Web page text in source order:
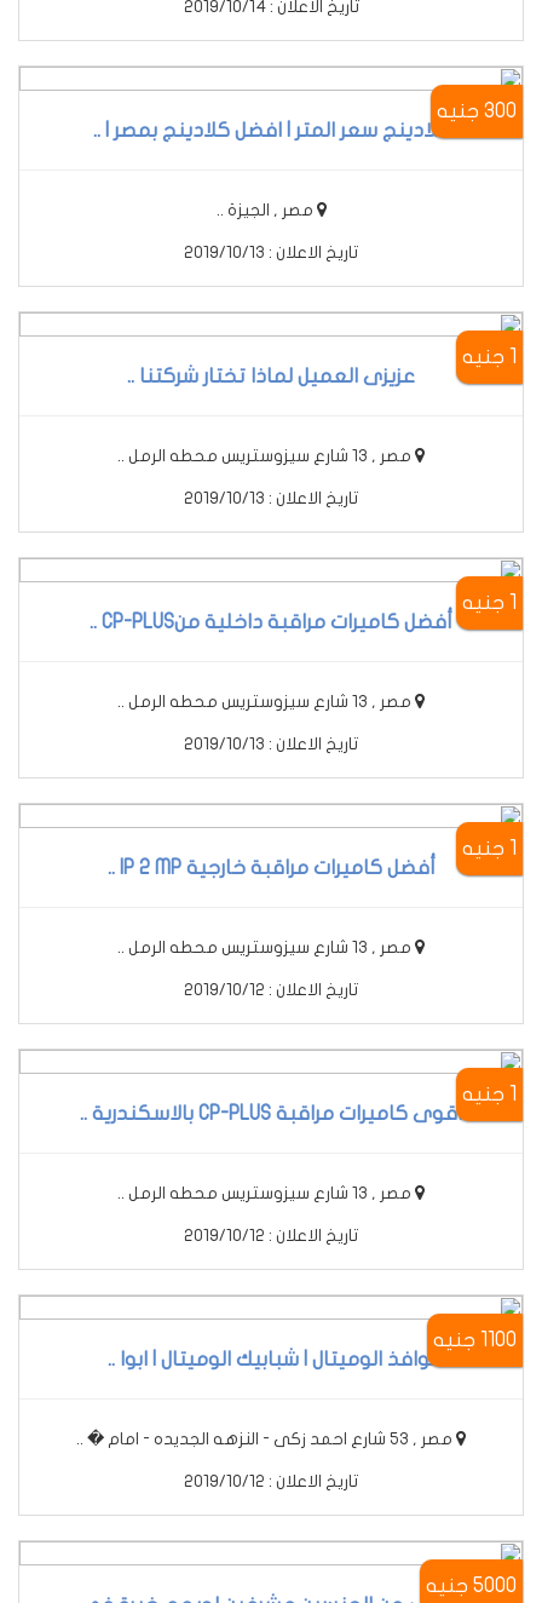
تاريخ الاعلان : 2019/10/14
300 جنيه
كلادينج سعر المتر | افضل كلادينج بمصر | ..
مصر , الجيزة ..
تاريخ الاعلان : 2019/10/13
1 جنيه
عزيزى العميل لماذا تختار شركتنا ..
مصر , 13 شارع سيزوستريس محطه الرمل ..
تاريخ الاعلان : 2019/10/13
1 جنيه
أفضل كاميرات مراقبة داخلية منCP-PLUS ..
مصر , 13 شارع سيزوستريس محطه الرمل ..
تاريخ الاعلان : 2019/10/13
1 جنيه
أفضل كاميرات مراقبة خارجية IP 2 MP ..
مصر , 13 شارع سيزوستريس محطه الرمل ..
تاريخ الاعلان : 2019/10/12
1 جنيه
أقوى كاميرات مراقبة CP-PLUS بالاسكندرية ..
مصر , 13 شارع سيزوستريس محطه الرمل ..
تاريخ الاعلان : 2019/10/12
1100 جنيه
نوافذ الوميتال | شبابيك الوميتال | ابوا ..
مصر , 53 شارع احمد زكى - النزهه الجديده - امام � ..
تاريخ الاعلان : 2019/10/12
5000 جنيه